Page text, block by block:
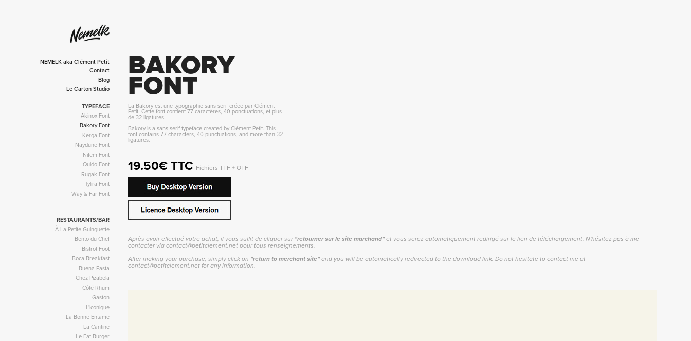
NEMELK aka Clément Petit
Contact
Blog
Le Carton Studio
TYPEFACE
Akinox Font
Bakory Font
Kerga Font
Naydune Font
Nifem Font
Quido Font
Rugak Font
Tylira Font
Way & Far Font
RESTAURANTS/BAR
À La Petite Guinguette
Bento du Chef
Bistrot Foot
Boca Breakfast
Buena Pasta
Chez Pizabela
Côté Rhum
Gaston
L'iconique
La Bonne Entame
La Cantine
Le Fat Burger
BAKORY
FONT
La Bakory est une typographie sans serif créee par Clément
Petit. Cette font contient 77 caractères, 40 ponctuations, et plus
de 32 ligatures.
Bakory is a sans serif typeface created by Clément Petit. This
font contains 77 characters, 40 punctuations, and more than 32
ligatures.
19.50€ TTC Fichiers TTF + OTF
Après avoir effectué votre achat, il vous suffit de cliquer sur "retourner sur le site marchand" et vous serez automatiquement redirigé sur le lien de téléchargement.N'hésitez pas à me
contacter via contact@petitclement.net pour tous renseignements.
After making your purchase, simply click on "return to merchant site"and you will be automatically redirected to the download link.Do not hesitate to contact me at
contact@petitclement.net for any information.